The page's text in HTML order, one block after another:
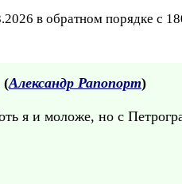
в обратном порядке с
(Александр Рапопорт)
я и моложе, но с